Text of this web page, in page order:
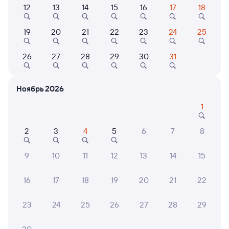
Выберите дату
112Н Проходящий 7
Новосибирск-Главный
Новосибирск
04:10 08:36
2 д 2 ч 26 м в пути
Маршрут
Плацкарт
от
Купе
10 ⁠065 ⁠₽
235С Проходящий 7,4
12 13 14 15 16 17 18
19 20 21 22 23 24 25
26 27 28 29 30 31
Ноябрь 2026
1
2 3 4 5 6 7 8
9 10 11 12 13 14 15
16 17 18 19 20 21 22
23 24 25 26 27 28 29